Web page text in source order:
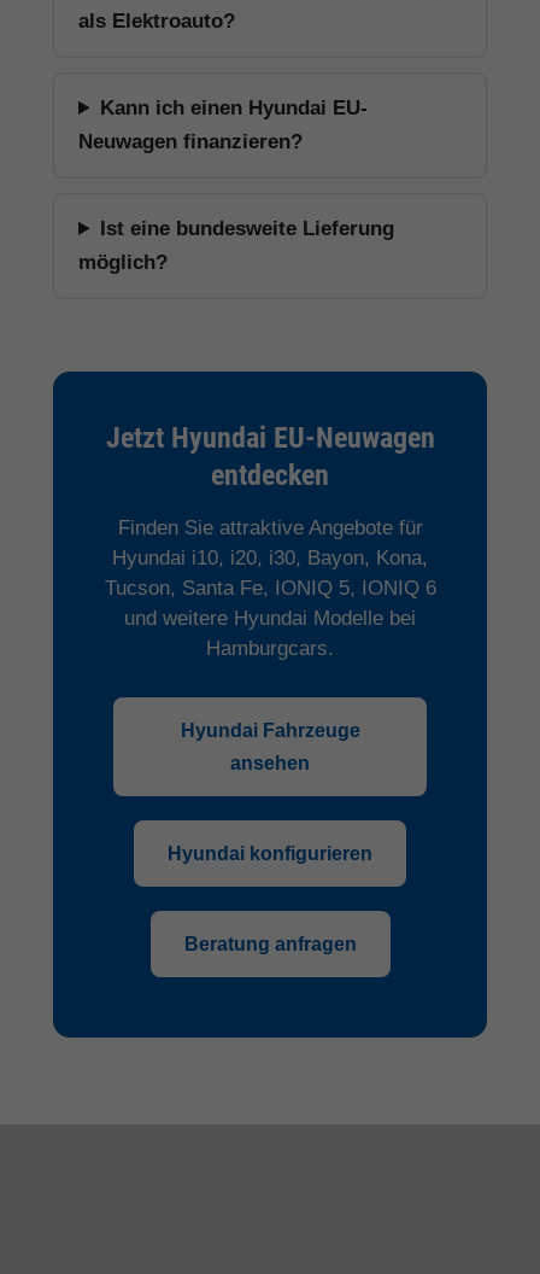
als Elektroauto?
Kann ich einen Hyundai EU-
Neuwagen finanzieren?
Ist eine bundesweite Lieferung
möglich?
Jetzt Hyundai EU-Neuwagen
entdecken
Finden Sie attraktive Angebote für
Hyundai i10, i20, i30, Bayon, Kona,
Tucson, Santa Fe, IONIQ 5, IONIQ 6
und weitere Hyundai Modelle bei
Hamburgcars.
Hyundai Fahrzeuge
ansehen
Hyundai konfigurieren
Beratung anfragen